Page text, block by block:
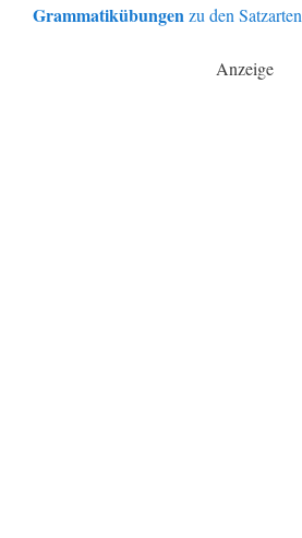
Grammatikübungenzu den Satzarten
Anzeige